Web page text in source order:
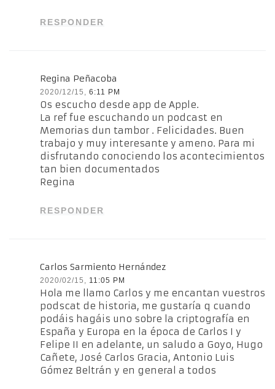
RESPONDER
Regina Peñacoba
2020/12/15, 6:11 PM
Os escucho desde app de Apple.
La ref fue escuchando un podcast en
Memorias dun tambor . Felicidades. Buen
trabajo y muy interesante y ameno. Para mi
disfrutando conociendo los acontecimientos
tan bien documentados
Regina
RESPONDER
Carlos Sarmiento Hernández
2020/02/15, 11:05 PM
Hola me llamo Carlos y me encantan vuestros
podscat de historia, me gustaría q cuando
podáis hagáis uno sobre la criptografía en
España y Europa en la época de Carlos I y
Felipe II en adelante, un saludo a Goyo, Hugo
Cañete, José Carlos Gracia, Antonio Luis
Gómez Beltrán y en general a todos